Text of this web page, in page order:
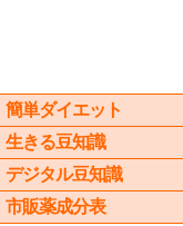
簡単ダイエット
生きる豆知識
デジタル豆知識
市販薬成分表